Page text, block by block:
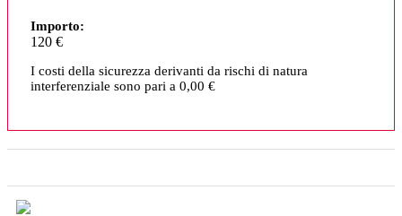
Importo:
120 €
I costi della sicurezza derivanti da rischi di natura
interferenziale sono pari a 0,00 €